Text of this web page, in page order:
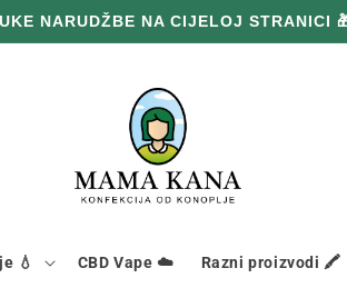
NARUDŽBE NA CIJELOJ STRANICI
💧 CBD Vape ☁️ Razni proizvodi 🖍️